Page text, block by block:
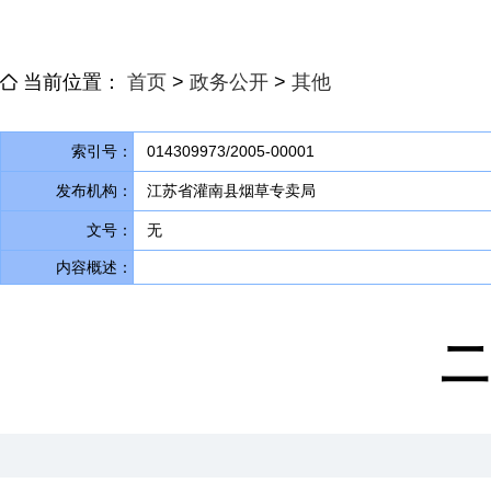
当前位置： 首页 > 政务公开 > 其他
索引号： 014309973/2005-00001
发布机构： 江苏省灌南县烟草专卖局
文号： 无
内容概述：